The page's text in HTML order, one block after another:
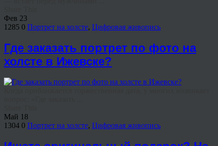
Фев 23
1285 0 Портрет на холсте, Цифровая живопись
Где заказать портрет по фото на
холсте в Ижевске?
Май 18
1304 0 Портрет на холсте, Цифровая живопись